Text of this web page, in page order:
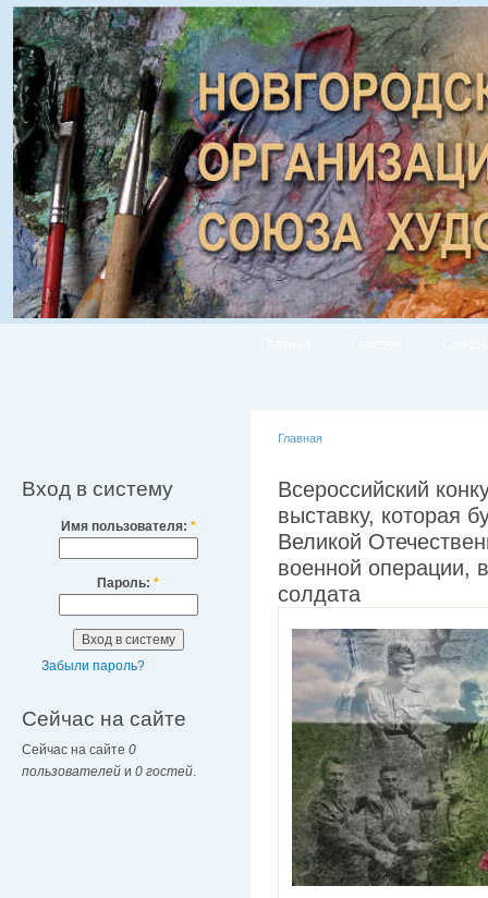
Вход в систему
Имя пользователя: *
Пароль: *
Забыли пароль?
Сейчас на сайте
Сейчас на сайте 0
пользователей и 0 гостей
Главная
Всероссийский
выставку, которая
Великой
военной операции,
солдата